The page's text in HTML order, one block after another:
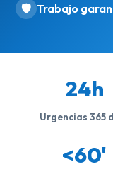
🛡️ Trabajo
24h
Urgencias 365
<60'